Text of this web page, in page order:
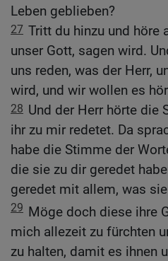
Leben geblieben?
27 Tritt du hinzu und höre
unser Gott, sagen wird.
uns reden, was der Herr,
wird, und wir wollen es
28 Und der Herr hörte die
ihr zu mir redetet. Da
habe die Stimme der
die sie zu dir geredet
geredet mit allem, was
29 Möge doch diese ihre
mich allezeit zu fürchten
zu halten, damit es ihnen